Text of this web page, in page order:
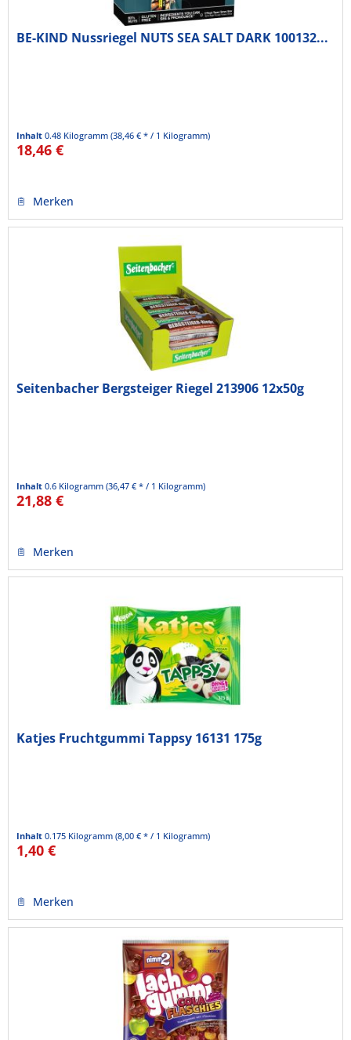
BE-KIND Nussriegel NUTS SEA SALT DARK 100132...
Inhalt0.48 Kilogramm(38,46 € * / 1 Kilogramm)
18,46 €
Merken
Seitenbacher Bergsteiger Riegel 213906 12x50g
Inhalt0.6 Kilogramm(36,47 € * / 1 Kilogramm)
21,88 €
Merken
Katjes Fruchtgummi Tappsy 16131 175g
Inhalt0.175 Kilogramm(8,00 € * / 1 Kilogramm)
1,40 €
Merken